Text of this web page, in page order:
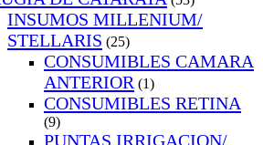
INSUMOS MILLENIUM/
STELLARIS (25)
CONSUMIBLES CAMARA
ANTERIOR (1)
CONSUMIBLES RETINA
(9)
PUNTAS IRRIGACION/